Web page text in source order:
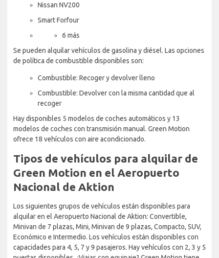
Nissan NV200
Smart Forfour
6 más
Se pueden alquilar vehículos de gasolina y diésel. Las opciones
de política de combustible disponibles son:
Combustible: Recoger y devolver lleno
Combustible: Devolver con la misma cantidad que al
recoger
Hay disponibles 5 modelos de coches automáticos y 13
modelos de coches con transmisión manual. Green Motion
ofrece 18 vehículos con aire acondicionado.
Tipos de vehículos para alquilar de
Green Motion en el Aeropuerto
Nacional de Aktion
Los siguientes grupos de vehículos están disponibles para
alquilar en el Aeropuerto Nacional de Aktion: Convertible,
Minivan de 7 plazas, Mini, Minivan de 9 plazas, Compacto, SUV,
Económico e Intermedio. Los vehículos están disponibles con
capacidades para 4, 5, 7 y 9 pasajeros. Hay vehículos con 2, 3 y 5